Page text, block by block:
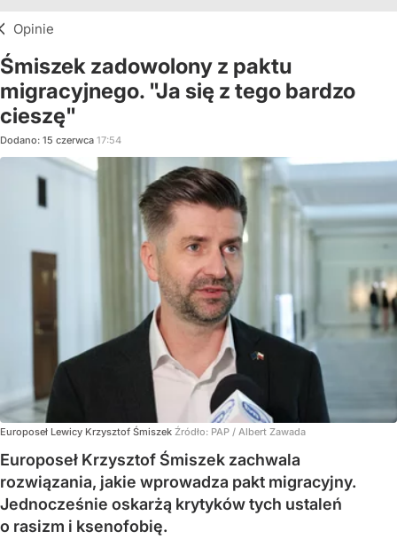
Opinie
Śmiszek zadowolony z paktu
migracyjnego. "Ja się z tego bardzo
cieszę"
Dodano: 15 czerwca 17:54
Europoseł Lewicy Krzysztof Śmiszek Źródło: PAP / Albert Zawada
Europoseł Krzysztof Śmiszek zachwala
rozwiązania, jakie wprowadza pakt migracyjny.
Jednocześnie oskarżą krytyków tych ustaleń
o rasizm i ksenofobię.